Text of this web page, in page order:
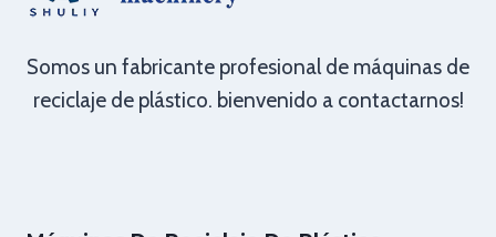
Somos un fabricante profesional de máquinas de
reciclaje de plástico. bienvenido a contactarnos!